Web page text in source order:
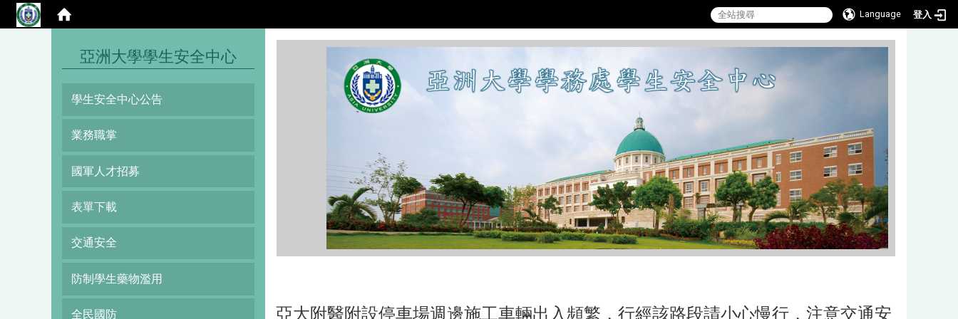
Language 登入
亞洲大學學生安全中心
學生安全中心公告
業務職掌
國軍人才招募
表單下載
交通安全
防制學生藥物濫用
全民國防 亞大附醫附設停車場週邊施工車輛出入頻繁，行經該路段請小心慢行，注意交通安